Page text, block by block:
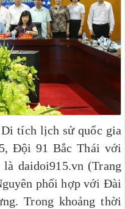
tích lịch sử quốc gia
Đội 91 Bắc Thái với
daidoi915.vn (Trang
phối hợp với Đài
Trong khoảng thời